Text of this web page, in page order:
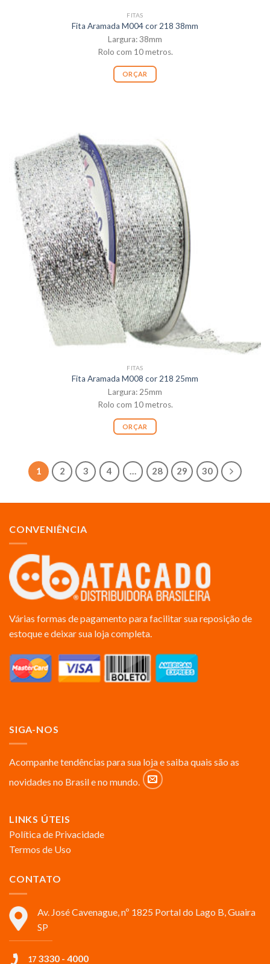
FITAS
Fita Aramada M004 cor 218 38mm
Largura: 38mm
Rolo com 10 metros.
ORÇAR
FITAS
Fita Aramada M008 cor 218 25mm
Largura: 25mm
Rolo com 10 metros.
ORÇAR
1 2 3 4 … 28 29 30
CONVENIÊNCIA
Várias formas de pagamento para facilitar sua reposição de
estoque e deixar sua loja completa.
SIGA-NOS
Acompanhe tendências para sua loja e saiba quais são as
novidades no Brasil e no mundo.
LINKS ÚTEIS
Política de Privacidade
Termos de Uso
CONTATO
Av. José Cavenague, nº 1825 Portal do Lago B, Guaira
SP
17 3330 - 4000